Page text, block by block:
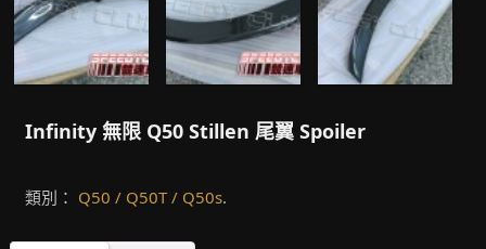
Infinity 無限 Q50 Stillen 尾翼 Spoiler
類別： Q50 / Q50T / Q50s.